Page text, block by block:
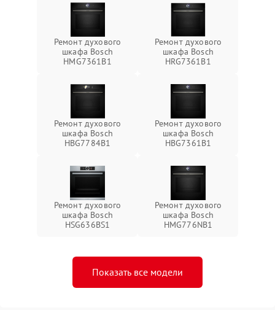
Ремонт духового
шкафа Bosch
HMG7361B1
Ремонт духового
шкафа Bosch
HRG7361B1
Ремонт духового
шкафа Bosch
HBG7784B1
Ремонт духового
шкафа Bosch
HBG7361B1
Ремонт духового
шкафа Bosch
HSG636BS1
Ремонт духового
шкафа Bosch
HMG776NB1
Показать все модели